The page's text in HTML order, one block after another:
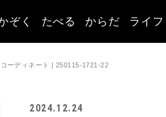
ぞく たべる からだ ライフ
ーディネート | 250115-1721-22
2024.12.24